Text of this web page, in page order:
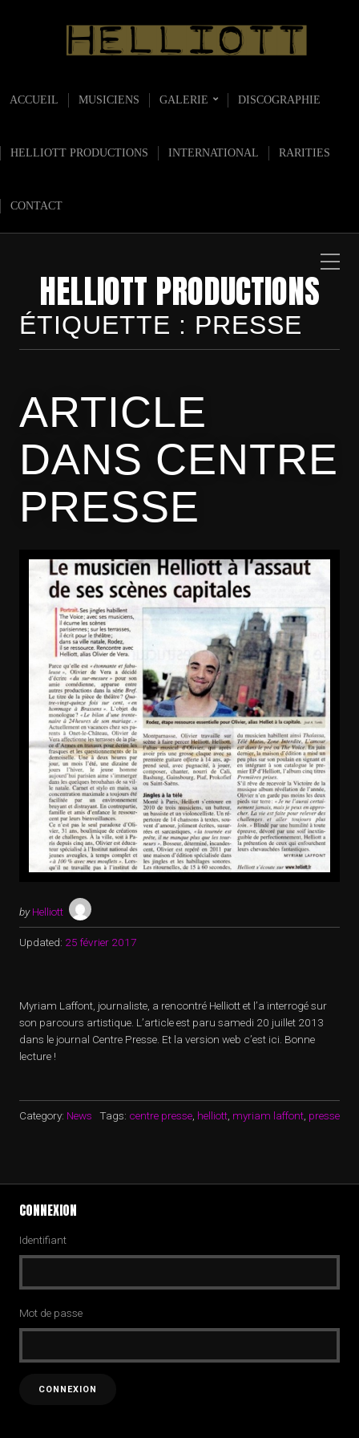
ACCUEIL MUSICIENS GALERIE DISCOGRAPHIE
HELLIOTT PRODUCTIONS INTERNATIONAL RARITIES
CONTACT
HELLIOTT PRODUCTIONS
ÉTIQUETTE : PRESSE
ARTICLE
DANS CENTRE
PRESSE
by Helliott
Updated: 25 février 2017
Myriam Laffont, journaliste, a rencontré Helliott et l’a interrogé sur
son parcours artistique. L’article est paru samedi 20 juillet 2013
dans le journal Centre Presse. Et la version web c’est ici. Bonne
lecture !
Category: News Tags: centre presse helliott myriam laffont presse
CONNEXION
Identifiant
Mot de passe